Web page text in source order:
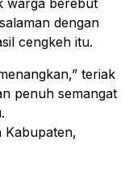
warga berebut
dengan
cengkeh itu.
teriak
penuh semangat
Kabupaten,